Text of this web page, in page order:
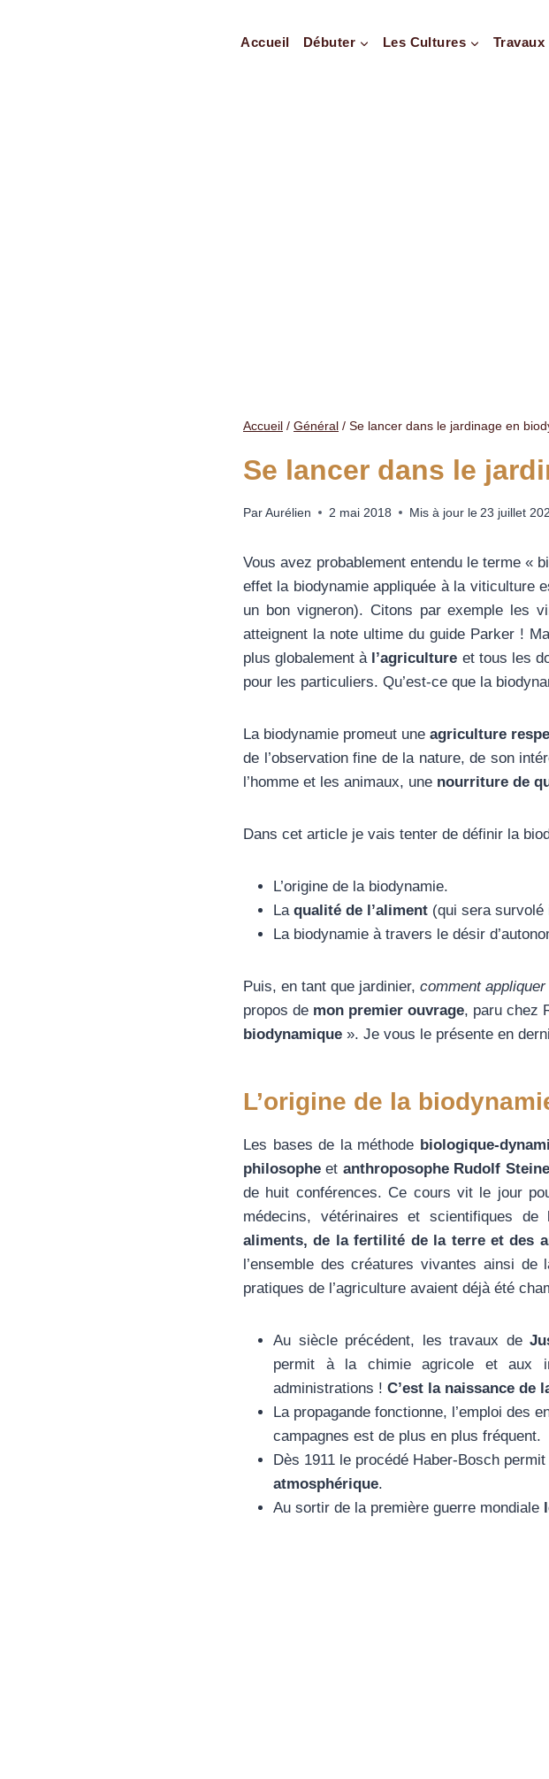
Accueil Débuter Les Cultures Travaux
Accueil / Général / Se lancer dans le jardinage en
Se lancer dans le
Par Aurélien 2 mai 2018 Mis à jour le 23 juillet
Vous avez probablement entendu le terme «
effet la biodynamie appliquée à la viticulture
un bon vigneron). Citons par exemple les
atteignent la note ultime du guide Parker !
plus globalement à l’agriculture et tous les
pour les particuliers. Qu’est-ce que la
La biodynamie promeut uneagriculture
de l’observation fine de la nature, de son
l’homme et les animaux, une nourriture de
Dans cet article je vais tenter de définir la
L’origine de la biodynamie.
La qualité de l’aliment (qui sera
La biodynamie à travers le désir
Puis, en tant que jardinier, comment
propos de mon premier ouvrage, paru chez
biodynamique ». Je vous le présente en
L’origine de la
Les bases de la méthode biologique-
philosophe et anthroposophe Rudolf
de huit conférences. Ce cours vit le jour
médecins, vétérinaires et scientifiques de
aliments, de la fertilité de la terre et des
l’ensemble des créatures vivantes ainsi
pratiques de l’agriculture avaient déjà été
Au siècle précédent, les travaux de
permit à la chimie agricole et aux
administrations ! C’est la naissance de
La propagande fonctionne, l’emploi des
campagnes est de plus en plus fréquent.
Dès 1911 le procédé Haber-Bosch
atmosphérique.
Au sortir de la première guerre mondiale